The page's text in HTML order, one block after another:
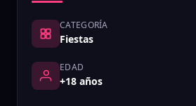
CATEGORÍA
Fiestas
EDAD
+18 años